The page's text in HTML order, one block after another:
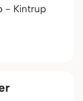
- Kintrup